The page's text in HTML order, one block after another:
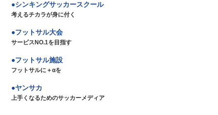
シンキングサッカースクール
考えるチカラが身に付く
フットサル大会
サービスNO.1を目指す
フットサル施設
フットサルに＋αを
ヤンサカ
上手くなるためのサッカーメディア